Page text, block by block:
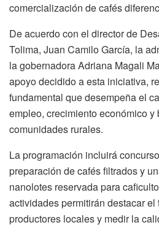
comercialización de cafés
De acuerdo con el director de
Tolima, Juan Camilo García, la
la gobernadora Adriana Magali
apoyo decidido a esta iniciativa,
fundamental que desempeña el
empleo, crecimiento económico y
comunidades rurales.
La programación incluirá
preparación de cafés filtrados y
nanolotes reservada para
actividades permitirán destacar el
productores locales y medir la